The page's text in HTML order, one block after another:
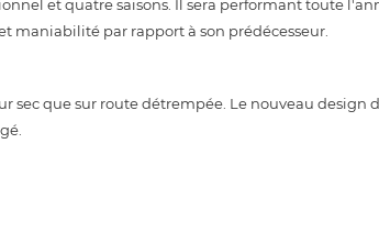
et quatre saisons. Il sera performant toute
maniabilité par rapport à son prédécesseur.
sec que sur route détrempée. Le nouveau design